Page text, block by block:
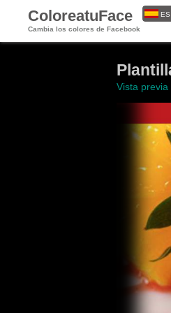
ColoreatuFace
Cambia los colores de Facebook
ES
Vista